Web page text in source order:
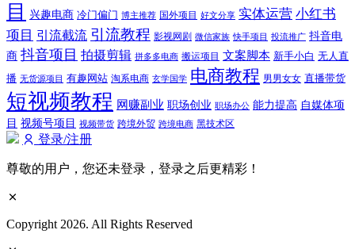
目
兴趣电商 冷门偏门 博主推荐 国外项目 好文分享 实体运营 小红书
项目 引流截流 引流教程 影视网剧 微信家族 快手项目 投流推广 抖音电
商 抖音项目 拍摄剪辑 拼多多电商 搬运项目 文案脚本 新手小白 无人直
播 无货源项目 有趣网站 淘系电商 玄学国学 电商教程 男男女女 直播带货
短视频教程 网赚副业 职场创业 职场办公 能力提高 自媒体项
目 视频号项目 视频带货 跨境外贸 跨境电商 黑技术区
登录/注册
尊敬的用户，您还未登录，登录之后更精彩！
Copyright 2026. All Rights Reserved